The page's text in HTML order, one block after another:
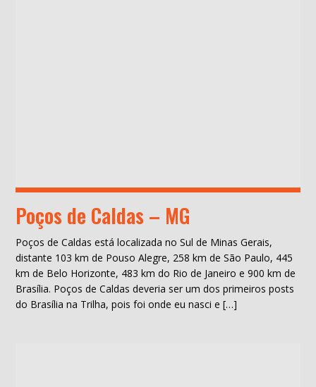
Poços de Caldas – MG
Poços de Caldas está localizada no Sul de Minas Gerais,
distante 103 km de Pouso Alegre, 258 km de São Paulo, 445
km de Belo Horizonte, 483 km do Rio de Janeiro e 900 km de
Brasília. Poços de Caldas deveria ser um dos primeiros posts
do Brasília na Trilha, pois foi onde eu nasci e […]